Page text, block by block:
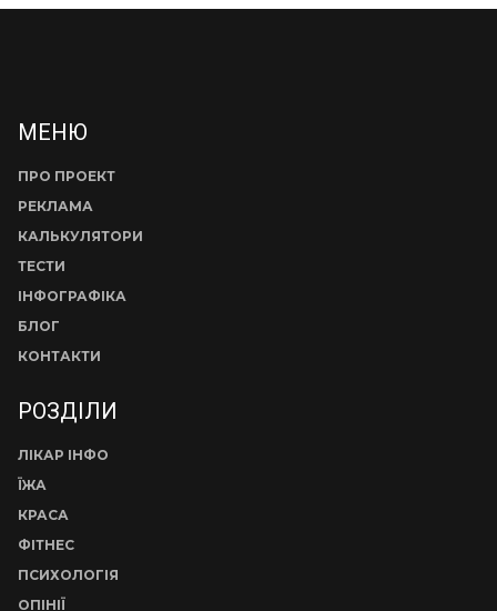
МЕНЮ
ПРО ПРОЕКТ
РЕКЛАМА
КАЛЬКУЛЯТОРИ
ТЕСТИ
ІНФОГРАФІКА
БЛОГ
КОНТАКТИ
РОЗДІЛИ
ЛІКАР ІНФО
ЇЖА
КРАСА
ФІТНЕС
ПСИХОЛОГІЯ
ОПІНІЇ